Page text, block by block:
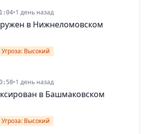
•1 день назад
в Нижнеломовском
Угроза: Высокий
•1 день назад
в Башмаковском
Угроза: Высокий